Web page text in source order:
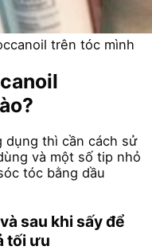
trên tóc mình
dụng thì cần cách sử
và một số tip nhỏ
tóc bằng dầu
sau khi sấy để
tối ưu